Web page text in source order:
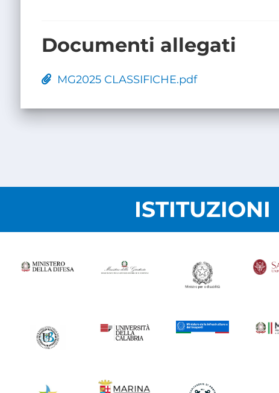
Documenti allegati
MG2025 CLASSIFICHE.pdf
ISTITUZIONI